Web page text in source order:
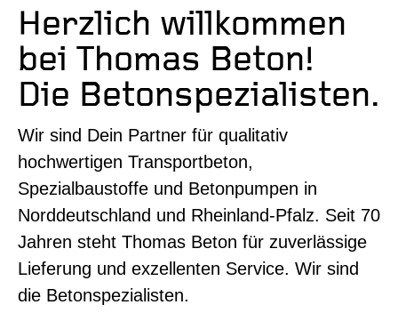
Herzlich willkommen
bei Thomas Beton!
Die Betonspezialisten.
Wir sind Dein Partner für qualitativ
hochwertigen Transportbeton,
Spezialbaustoffe und Betonpumpen in
Norddeutschland und Rheinland-Pfalz. Seit 70
Jahren steht Thomas Beton für zuverlässige
Lieferung und exzellenten Service. Wir sind
die Betonspezialisten.